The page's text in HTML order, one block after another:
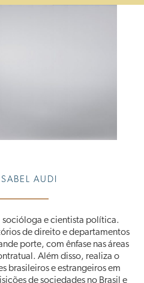
AUDI
socióloga e cientista política.
de direito e departamentos
porte, com ênfase nas áreas
Além disso, realiza o
brasileiros e estrangeiros em
de sociedades no Brasil e